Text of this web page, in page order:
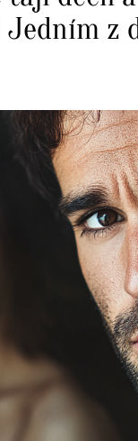
Jedním z